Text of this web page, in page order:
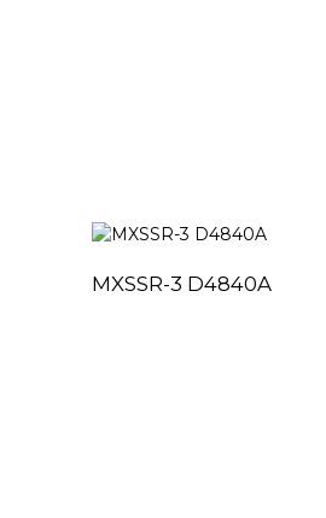
MXSSR-3 D4840A